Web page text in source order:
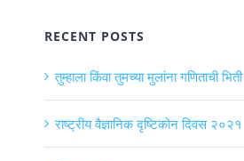
RECENT POSTS
तुम्हाला किंवा तुमच्या मुलांना गणिताची
राष्ट्रीय वैज्ञानिक दृष्टिकोन दिवस २०२१